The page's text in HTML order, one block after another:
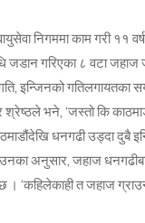
निगममा काम गरी ११
जडान गरिएका ८ वटा
इन्जिनको गतिलगायतका
श्रेष्ठले भने, ‘जस्तो कि
धनगढी उड्दा दुबै
उनका अनुसार, जहाज
। ‘कहिलेकाही त जहाज